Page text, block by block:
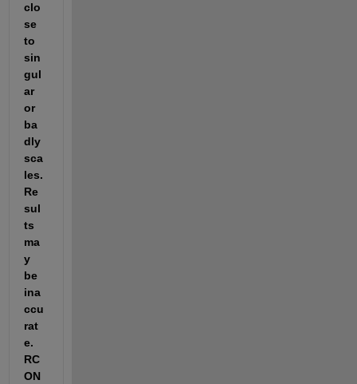
clo
se
to
sin
gul
ar
or
ba
dly
sca
les.
Re
sul
ts
ma
y
be
ina
ccu
rat
e.
RC
ON